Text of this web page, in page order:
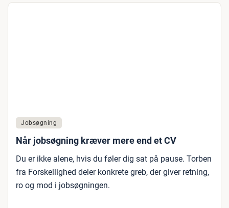
Jobsøgning
Når jobsøgning kræver mere end et CV
Du er ikke alene, hvis du føler dig sat på pause. Torben
fra Forskellighed deler konkrete greb, der giver retning,
ro og mod i jobsøgningen.